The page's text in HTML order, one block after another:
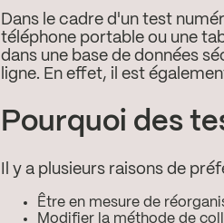
Dans le cadre d'un test
téléphone portable ou une
dans une base de données
ligne. En effet, il est
Pourquoi des
Il y a plusieurs raisons de
Être en mesure de
Modifier la méthode de